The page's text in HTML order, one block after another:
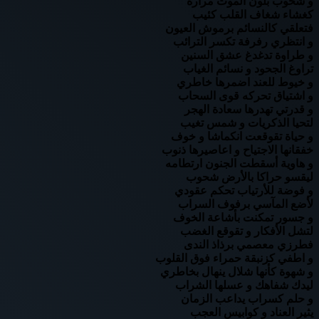
كغشاء شغاف القلب كئيب
فتعلقي كالنسائم برموش العيون
و انتظري رفرفة تكسر الترائب
و طراوة تدغدغ عشق السنين
تراوغ الجحود و نسائم الغياب
و خيوط للعند اضمرها خاطري
و اشتياق تحركه قوى السحاب
و قدرتي تهدرها سعادة الهجر
لتحيا الذكريات و شمس تغيب
و حياة تقوقعت انكماشا و خوف
خفقانها الاجتياح و اعاصيرها ذنوب
و هاوية أسقطت الجنون ارتطامه
ليقسو حراكا بالأرض شحوب
و فوضة للأرتياب تحكم عقودي
لأضع المآسي برفوف السراب
و جسور تمكنت بأشاعة الخوف
لتشل الأفكار و تقوقع الغضب
فطرزي معصمي برذاذ الندى
و اطفي كزنبقة حمراء فوق القلوب
و شهوة كأنها شلال ينهال بخاطري
ليدك شفاهك و عسلها الشراب
و حلم كسراب يداعب الزمان
يثير العناد و كوابيس العجب